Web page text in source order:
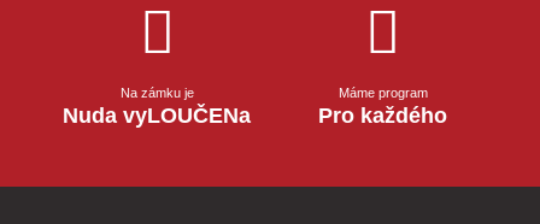
Na zámku je
Nuda vyLOUČENa
Máme program
Pro každého